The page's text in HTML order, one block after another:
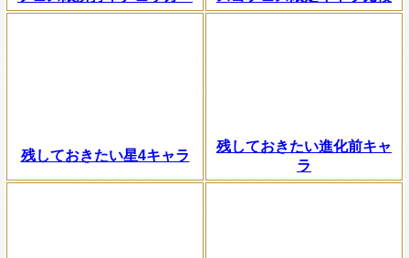
残しておきたい星4キャラ
残しておきたい進化前キャ
ラ